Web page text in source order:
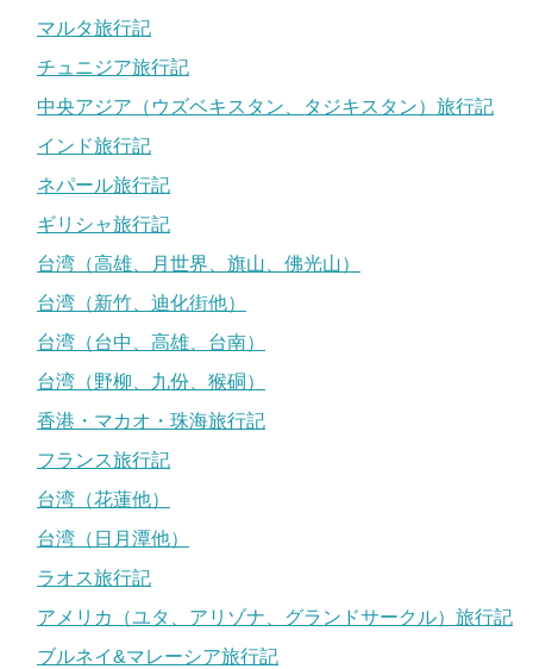
マルタ旅行記
チュニジア旅行記
中央アジア（ウズベキスタン、タジキスタン）旅行記
インド旅行記
ネパール旅行記
ギリシャ旅行記
台湾（高雄、月世界、旗山、佛光山）
台湾（新竹、迪化街他）
台湾（台中、高雄、台南）
台湾（野柳、九份、猴硐）
香港・マカオ・珠海旅行記
フランス旅行記
台湾（花蓮他）
台湾（日月潭他）
ラオス旅行記
アメリカ（ユタ、アリゾナ、グランドサークル）旅行記
ブルネイ&マレーシア旅行記